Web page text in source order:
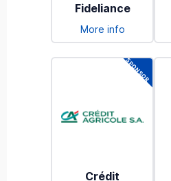
Fideliance
More info
Crédit